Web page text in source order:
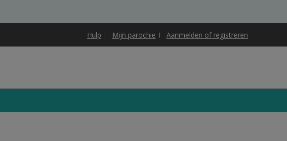
Hulp Mijn parochie Aanmelden of registreren